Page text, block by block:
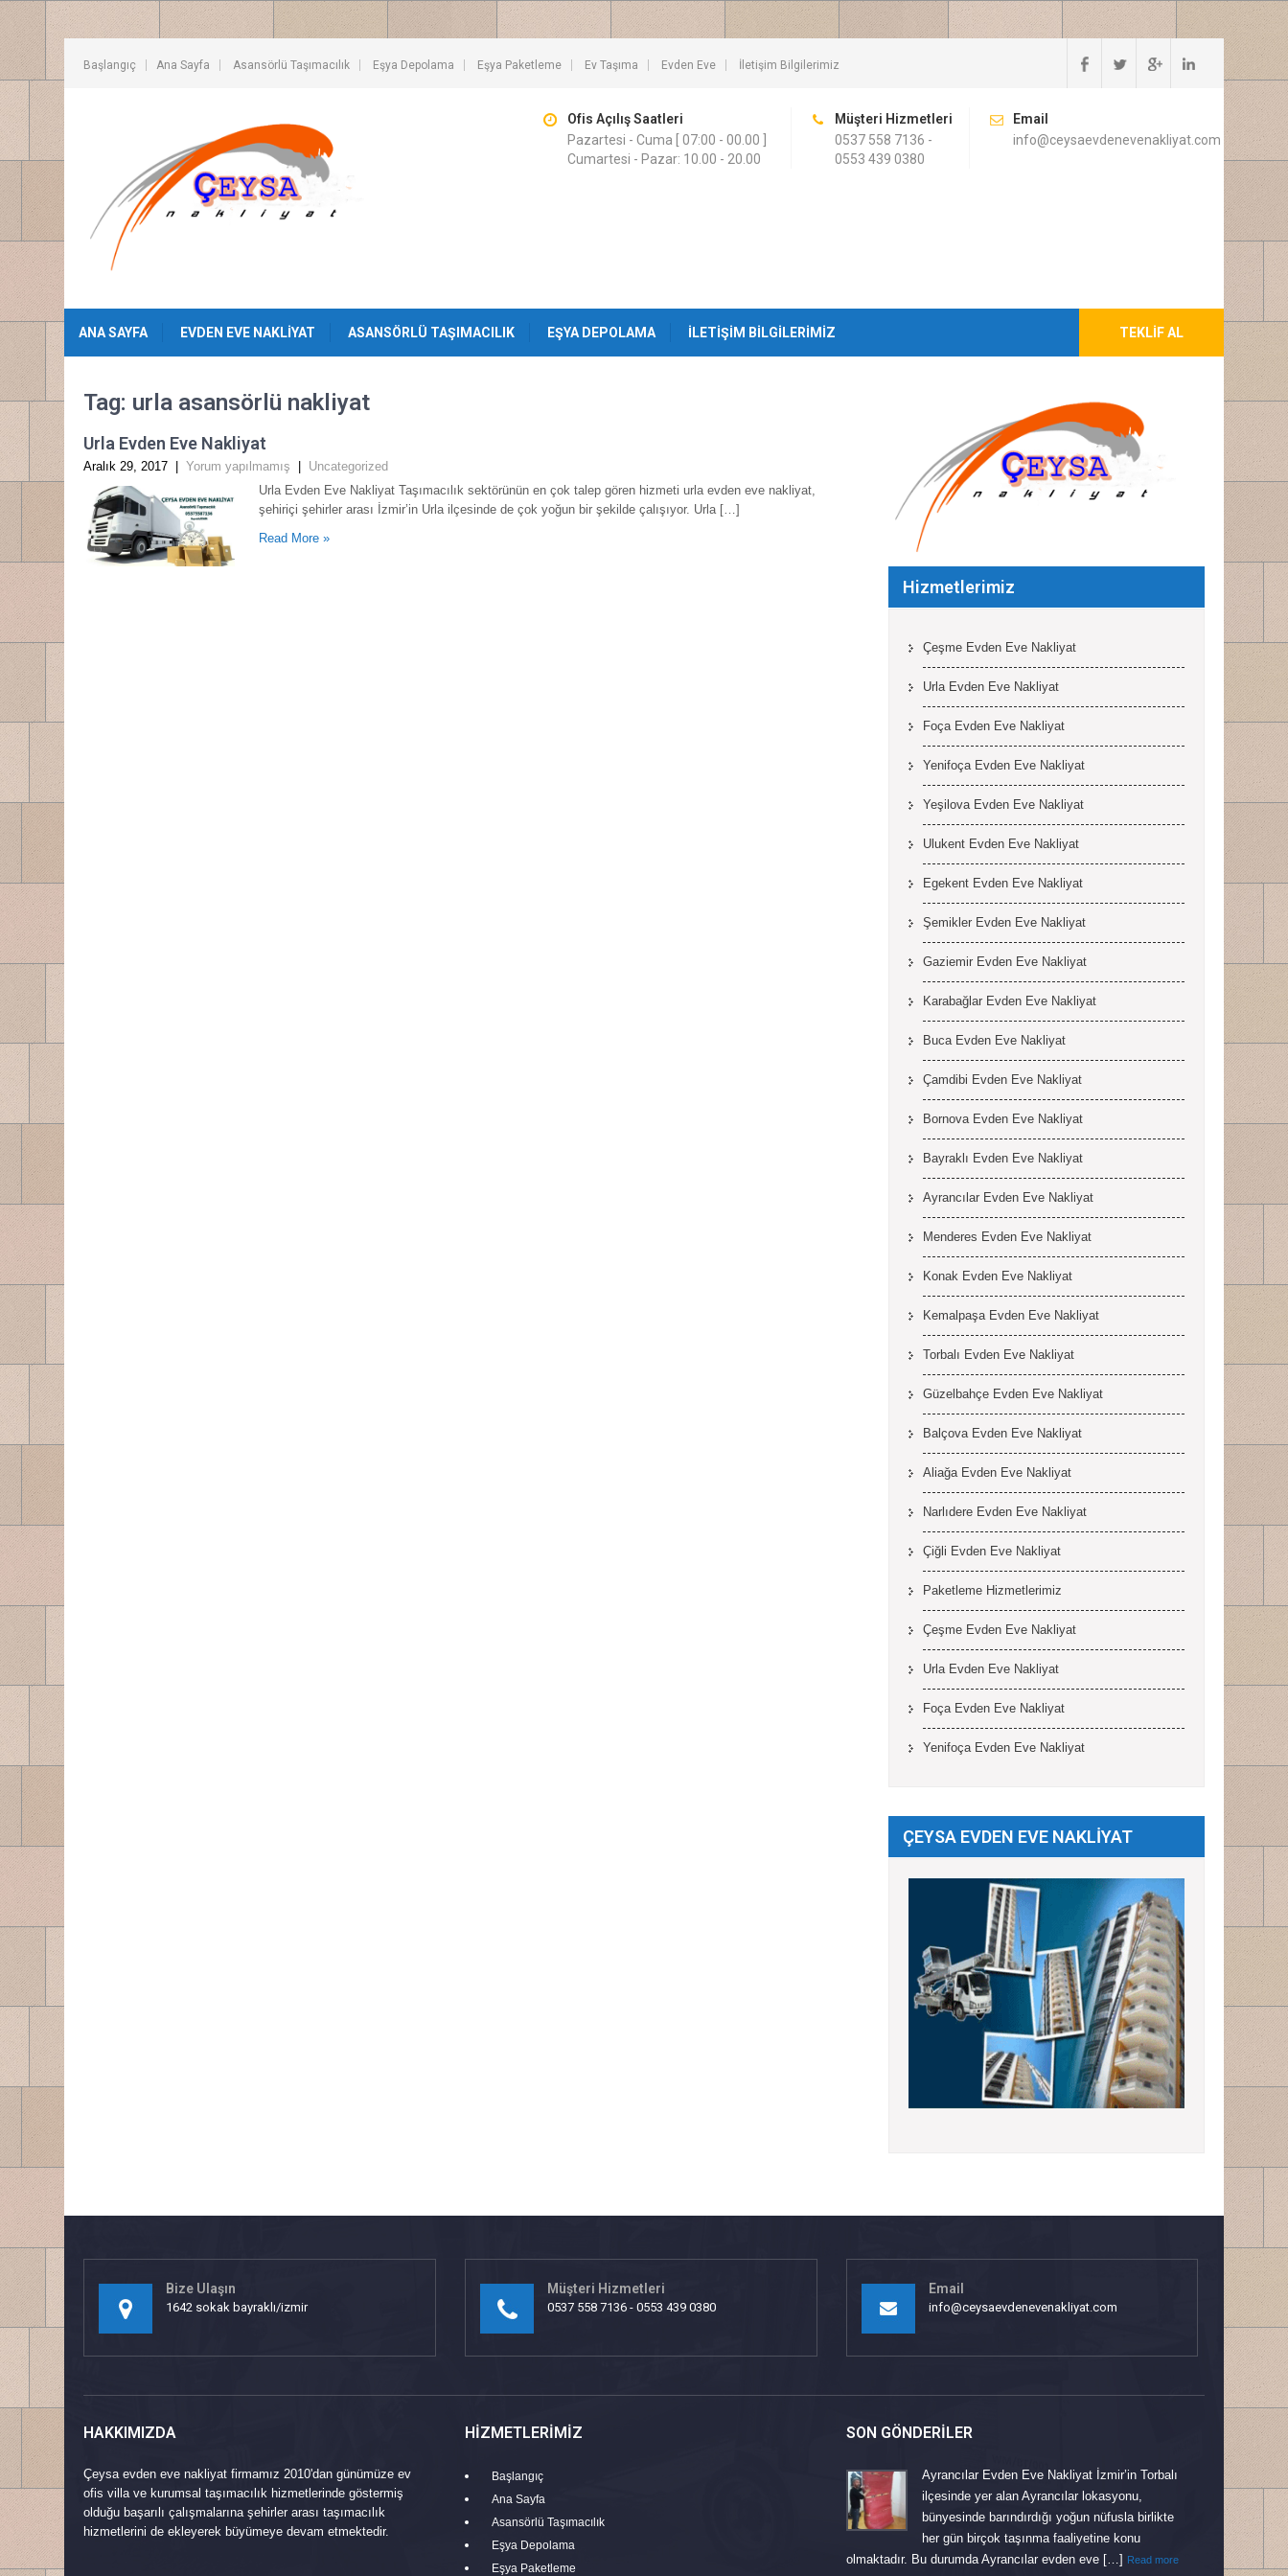
Başlangıç Ana Sayfa Asansörlü Taşımacılık Eşya Depolama Eşya Paketleme Ev Taşıma Evden Eve İletişim Bilgilerimiz
Ofis Açılış Saatleri
Pazartesi - Cuma [ 07:00 - 00.00 ]
Cumartesi - Pazar: 10.00 - 20.00
Müşteri Hizmetleri
0537 558 7136 -
0553 439 0380
Email
info@ceysaevdenevenakliyat.com
ANA SAYFA EVDEN EVE NAKLIYAT ASANSÖRLÜ TAŞIMACILIK EŞYA DEPOLAMA İLETIŞIM BILGILERIMIZ TEKLIF AL
Tag: urla asansörlü nakliyat
Urla Evden Eve Nakliyat
Aralık 29, 2017 | Yorum yapılmamış | Uncategorized
Urla Evden Eve Nakliyat Taşımacılık sektörünün en çok talep gören hizmeti urla evden eve nakliyat,
şehiriçi şehirler arası İzmir’in Urla ilçesinde de çok yoğun bir şekilde çalışıyor. Urla […]
Read More »
Hizmetlerimiz
Çeşme Evden Eve Nakliyat
Urla Evden Eve Nakliyat
Foça Evden Eve Nakliyat
Yenifoça Evden Eve Nakliyat
Yeşilova Evden Eve Nakliyat
Ulukent Evden Eve Nakliyat
Egekent Evden Eve Nakliyat
Şemikler Evden Eve Nakliyat
Gaziemir Evden Eve Nakliyat
Karabağlar Evden Eve Nakliyat
Buca Evden Eve Nakliyat
Çamdibi Evden Eve Nakliyat
Bornova Evden Eve Nakliyat
Bayraklı Evden Eve Nakliyat
Ayrancılar Evden Eve Nakliyat
Menderes Evden Eve Nakliyat
Konak Evden Eve Nakliyat
Kemalpaşa Evden Eve Nakliyat
Torbalı Evden Eve Nakliyat
Güzelbahçe Evden Eve Nakliyat
Balçova Evden Eve Nakliyat
Aliağa Evden Eve Nakliyat
Narlıdere Evden Eve Nakliyat
Çiğli Evden Eve Nakliyat
Paketleme Hizmetlerimiz
Çeşme Evden Eve Nakliyat
Urla Evden Eve Nakliyat
Foça Evden Eve Nakliyat
Yenifoça Evden Eve Nakliyat
ÇEYSA EVDEN EVE NAKLİYAT
Bize Ulaşın
1642 sokak bayraklı/izmir
Müşteri Hizmetleri
0537 558 7136 - 0553 439 0380
Email
info@ceysaevdenevenakliyat.com
HAKKIMIZDA
Çeysa evden eve nakliyat firmamız 2010'dan günümüze ev
ofis villa ve kurumsal taşımacılık hizmetlerinde göstermiş
olduğu başarılı çalışmalarına şehirler arası taşımacılık
hizmetlerini de ekleyerek büyümeye devam etmektedir.
HIZMETLERIMIZ
Başlangıç
Ana Sayfa
Asansörlü Taşımacılık
Eşya Depolama
Eşya Paketleme
SON GÖNDERILER
Ayrancılar Evden Eve Nakliyat İzmir’in Torbalı
ilçesinde yer alan Ayrancılar lokasyonu,
bünyesinde barındırdığı yoğun nüfusla birlikte
her gün birçok taşınma faaliyetine konu
olmaktadır. Bu durumda Ayrancılar evden eve […] Read more